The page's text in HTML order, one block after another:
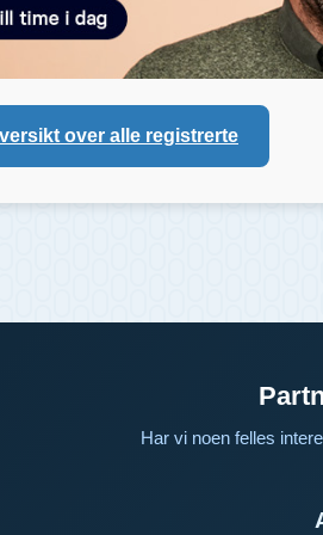
over alle registrerte
Har vi noen felles